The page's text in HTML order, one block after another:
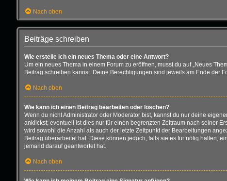
Nach oben
Beiträge schreiben
Wie erstelle ich ein neues Thema oder eine Antwort?
Um ein neues Thema in einem Forum zu eröffnen, musst du auf „Neues
Beitrag schreiben kannst. Deine Berechtigungen sind jeweils am Ende der
Nach oben
Wie kann ich einen Beitrag bearbeiten oder löschen?
Wenn du nicht Administrator oder Moderator bist, kannst du nur deine
anklickst; eventuell ist dies nur für einen begrenzten Zeitraum nach seiner
wird sowohl die Anzahl als auch der letzte Zeitpunkt der Bearbeitungen
Beitrag überarbeitet hat. Diese können jedoch, falls sie es für nötig halten,
jemand darauf geantwortet hat.
Nach oben